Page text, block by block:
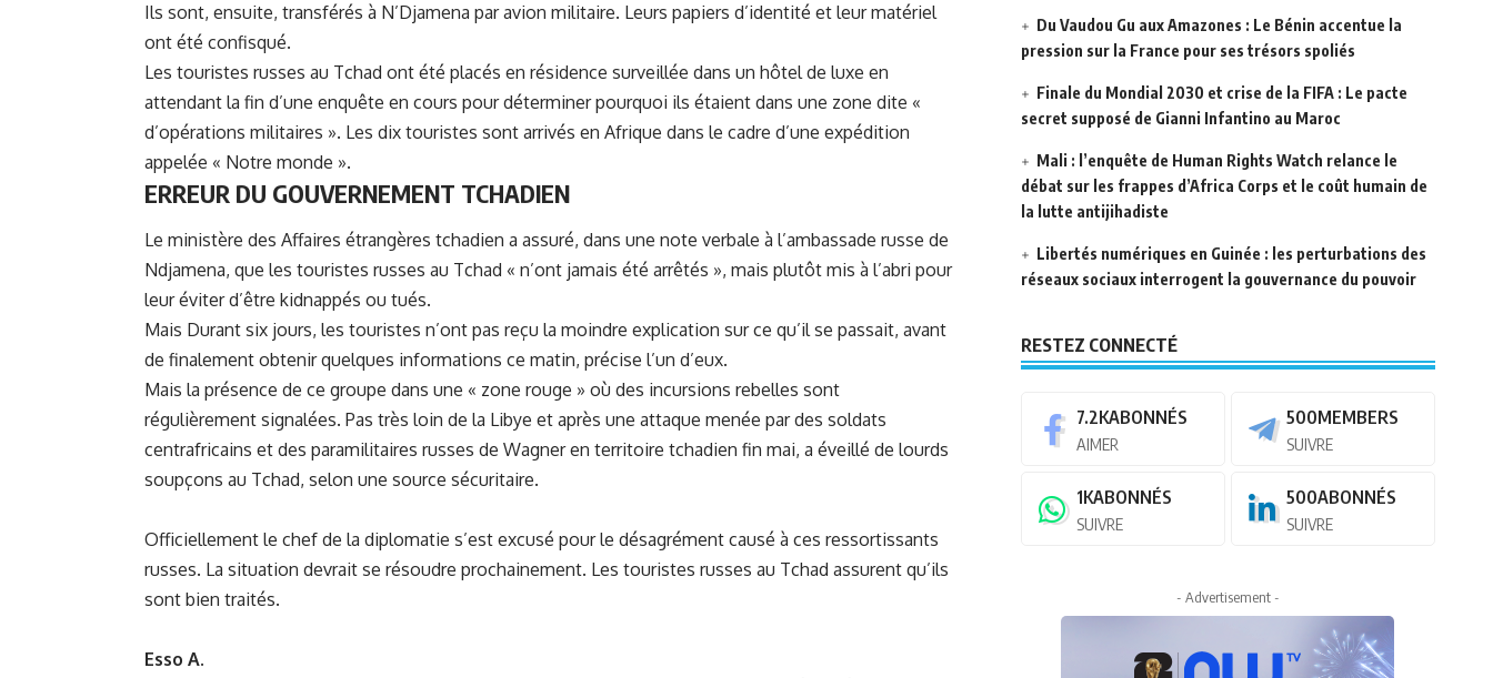
Ils sont, ensuite, transférés à N’Djamena par avion militaire. Leurs papiers d’identité et leur matériel
ont été confisqué.
Les touristes russes au Tchad ont été placés en résidence surveillée dans un hôtel de luxe en
attendant la fin d’une enquête en cours pour déterminer pourquoi ils étaient dans une zone dite «
d’opérations militaires ». Les dix touristes sont arrivés en Afrique dans le cadre d’une expédition
appelée « Notre monde ».
ERREUR DU GOUVERNEMENT TCHADIEN
Le ministère des Affaires étrangères tchadien a assuré, dans une note verbale à l’ambassade russe de
Ndjamena, que les touristes russes au Tchad « n’ont jamais été arrêtés », mais plutôt mis à l’abri pour
leur éviter d’être kidnappés ou tués.
Mais Durant six jours, les touristes n’ont pas reçu la moindre explication sur ce qu’il se passait, avant
de finalement obtenir quelques informations ce matin, précise l’un d’eux.
Mais la présence de ce groupe dans une « zone rouge » où des incursions rebelles sont
régulièrement signalées. Pas très loin de la Libye et après une attaque menée par des soldats
centrafricains et des paramilitaires russes de Wagner en territoire tchadien fin mai, a éveillé de lourds
soupçons au Tchad, selon une source sécuritaire.
Officiellement le chef de la diplomatie s’est excusé pour le désagrément causé à ces ressortissants
russes. La situation devrait se résoudre prochainement. Les touristes russes au Tchad assurent qu’ils
sont bien traités.
Esso A.
Du Vaudou Gu aux Amazones : Le Bénin accentue la
pression sur la France pour ses trésors spoliés
Finale du Mondial 2030 et crise de la FIFA : Le pacte
secret supposé de Gianni Infantino au Maroc
Mali : l’enquête de Human Rights Watch relance le
débat sur les frappes d’Africa Corps et le coût humain de
la lutte antijihadiste
Libertés numériques en Guinée : les perturbations des
réseaux sociaux interrogent la gouvernance du pouvoir
RESTEZ CONNECTÉ
7.2KABONNÉS
AIMER
500MEMBERS
SUIVRE
1KABONNÉS
SUIVRE
500ABONNÉS
SUIVRE
- Advertisement -